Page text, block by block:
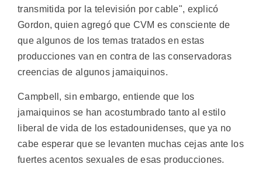
transmitida por la televisión por cable", explicó
Gordon, quien agregó que CVM es consciente de
que algunos de los temas tratados en estas
producciones van en contra de las conservadoras
creencias de algunos jamaiquinos.
Campbell, sin embargo, entiende que los
jamaiquinos se han acostumbrado tanto al estilo
liberal de vida de los estadounidenses, que ya no
cabe esperar que se levanten muchas cejas ante los
fuertes acentos sexuales de esas producciones.